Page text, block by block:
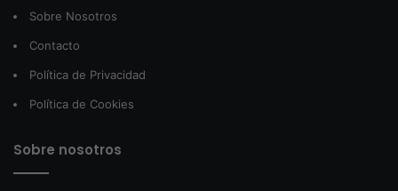
Sobre Nosotros
Contacto
Política de Privacidad
Política de Cookies
Sobre nosotros